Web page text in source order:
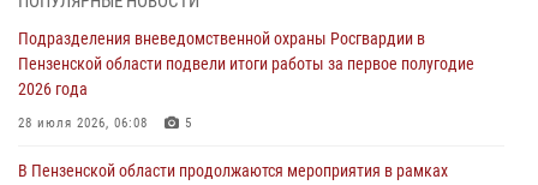
05 августа 2026, 07:00
Сотрудники пензенского ОМОН «Страж» познакомили участников
сборов «Гвардеец» с вооружением и техникой Росгвардии
Подразделения вневедомственной охраны Росгвардии в
Пензенской области подвели итоги работы за первое полугодие
2026 года
28 июля 2026, 06:08 5
В Пензенской области продолжаются мероприятия в рамках